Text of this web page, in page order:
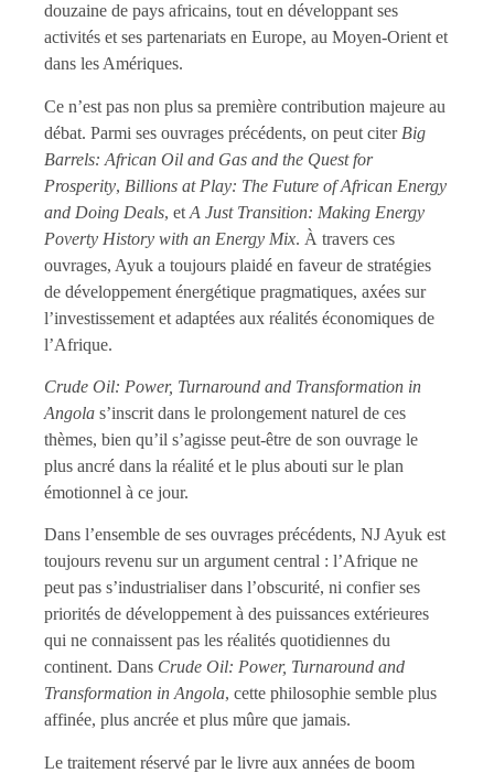
douzaine de pays africains, tout en développant ses
activités et ses partenariats en Europe, au Moyen-Orient et
dans les Amériques.
Ce n’est pas non plus sa première contribution majeure au
débat. Parmi ses ouvrages précédents, on peut citer Big
Barrels: African Oil and Gas and the Quest for
Prosperity, Billions at Play: The Future of African Energy
and Doing Deals, et A Just Transition: Making Energy
Poverty History with an Energy Mix. À travers ces
ouvrages, Ayuk a toujours plaidé en faveur de stratégies
de développement énergétique pragmatiques, axées sur
l’investissement et adaptées aux réalités économiques de
l’Afrique.
Crude Oil: Power, Turnaround and Transformation in
Angola s’inscrit dans le prolongement naturel de ces
thèmes, bien qu’il s’agisse peut-être de son ouvrage le
plus ancré dans la réalité et le plus abouti sur le plan
émotionnel à ce jour.
Dans l’ensemble de ses ouvrages précédents, NJ Ayuk est
toujours revenu sur un argument central : l’Afrique ne
peut pas s’industrialiser dans l’obscurité, ni confier ses
priorités de développement à des puissances extérieures
qui ne connaissent pas les réalités quotidiennes du
continent. Dans Crude Oil: Power, Turnaround and
Transformation in Angola, cette philosophie semble plus
affinée, plus ancrée et plus mûre que jamais.
Le traitement réservé par le livre aux années de boom